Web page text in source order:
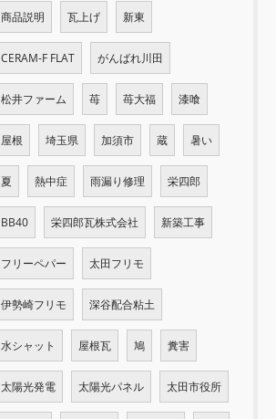
商品説明 瓦上げ 新東
CERAM-F FLAT がんばれ川田
松井ファーム 苺 苺大福 漆喰
屋根 埼玉県 加須市 蔵 暑い
夏 熱中症 雨漏り修理 栄四郎
BB40 栄四郎瓦株式会社 新築工事
フリーペパー 太田フリモ
伊勢崎フリモ 深谷配合粘土
水シャット 屋根瓦 鳩 糞害
太陽光発電 太陽光パネル 太田市役所